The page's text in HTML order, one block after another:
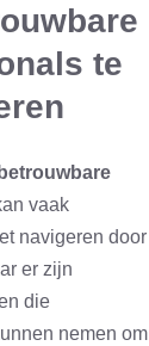
te
betrouwbare
vaak
navigeren door
er zijn
die
nemen om